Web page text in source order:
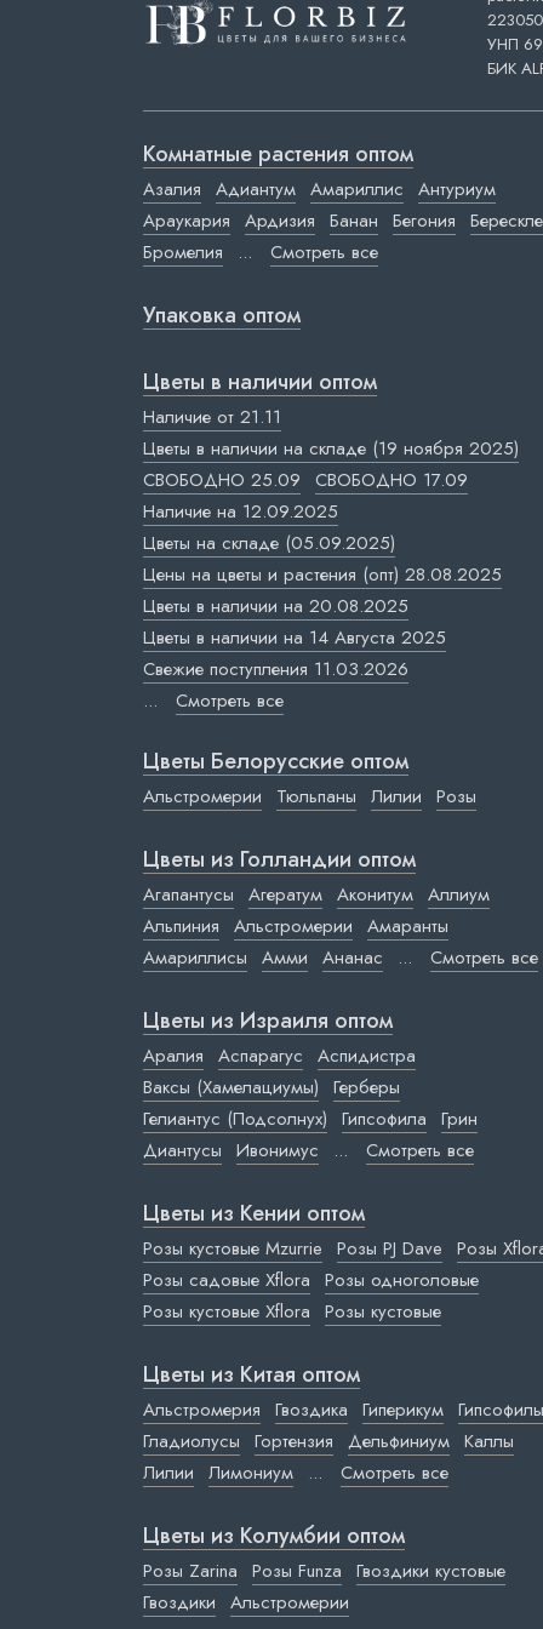
УНП
БИК
Комнатные растения оптом
Азалия Адиантум Амариллис Антуриум
Араукария Ардизия Банан Бегония
Бромелия
... Смотреть все
Упаковка оптом
Цветы в наличии оптом
Наличие от 21.11
Цветы в наличии на складе (19 ноября 2025)
СВОБОДНО 25.09 СВОБОДНО 17.09
Наличие на 12.09.2025
Цветы на складе (05.09.2025)
Цены на цветы и растения (опт) 28.08.2025
Цветы в наличии на 20.08.2025
Цветы в наличии на 14 Августа 2025
Свежие поступления 11.03.2026
... Смотреть все
Цветы Белорусские оптом
Альстромерии Тюльпаны Лилии Розы
Цветы из Голландии оптом
Агапантусы Агератум Аконитум Аллиум
Альпиния Альстромерии Амаранты
Амариллисы Амми Ананас ... Смотреть все
Цветы из Израиля оптом
Аралия Аспарагус Аспидистра
Ваксы (Хамелациумы) Герберы
Гелиантус (Подсолнух) Гипсофила Грин
Диантусы Ивонимус ... Смотреть все
Цветы из Кении оптом
Розы кустовые Mzurrie Розы PJ Dave Розы
Розы садовые Xflora Розы одноголовые
Розы кустовые Xflora Розы кустовые
Цветы из Китая оптом
Альстромерия Гвоздика Гиперикум Гипсофилы
Гладиолусы Гортензия Дельфиниум Каллы
Лилии Лимониум ... Смотреть все
Цветы из Колумбии оптом
Розы Zarina Розы Funza Гвоздики кустовые
Гвоздики Альстромерии